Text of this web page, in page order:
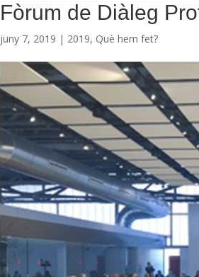
Fòrum de Diàleg
juny 7, 2019 | 2019, Què hem fet?